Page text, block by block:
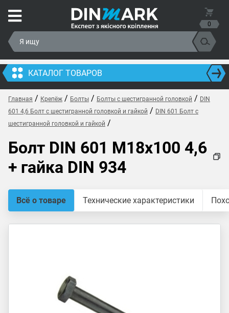
0
КАТАЛОГ ТОВАРОВ
Главная / Крепёж / Болты / Болты с шестигранной головкой / DIN
601 4,6 Болт с шестигранной головкой и гайкой / DIN 601 Болт с
шестигранной головкой и гайкой /
Болт DIN 601 M18x100 4,6
+ гайка DIN 934
Всё о товаре Технические характеристики